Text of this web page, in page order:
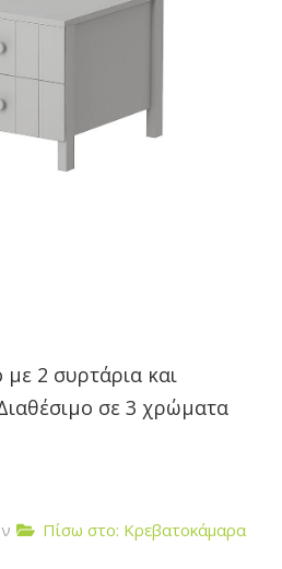
2 συρτάρια και
σε 3 χρώματα
Πίσω στο: Κρεβατοκάμαρα